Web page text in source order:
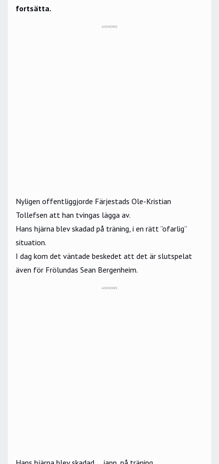
fortsätta.
ANNONS
Nyligen offentliggjorde Färjestads Ole-Kristian
Tollefsen att han tvingas lägga av.
Hans hjärna blev skadad på träning, i en rätt ”ofarlig”
situation.
I dag kom det väntade beskedet att det är slutspelat
även för Frölundas Sean Bergenheim.
ANNONS